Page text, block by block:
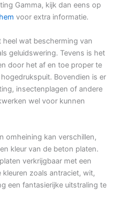
Gamma, kijk dan eens op
voor extra informatie.
wat bescherming van
geluidswering. Tevens is het
door het af en toe proper te
Bovendien is er
insectenplagen of andere
wel voor kunnen
omheining kan verschillen,
kleur van de beton platen.
verkrijgbaar met een
zoals antraciet, wit,
een fantasierijke uitstraling te